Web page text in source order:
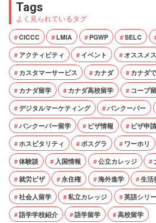
Tags
よく見られているタグ
CICCC LMIA PGWP SELC
アクティビティ
イベント
オススメ
カスタマーサービス
カナダ カナダ
カナダ留学
カナダ高校留学
コープ
デジタルマーケティング
バンクーバー
バンクーバー留学
ビザ情報 ビザ申
ホスピタリティ
ポスグラ ワーホリ
体験談
入国情報 公立カレッジ
就労ビザ
永住権 海外進学 生活
社会人留学
私立カレッジ 英語シリ
語学学校紹介
語学留学 高校留学